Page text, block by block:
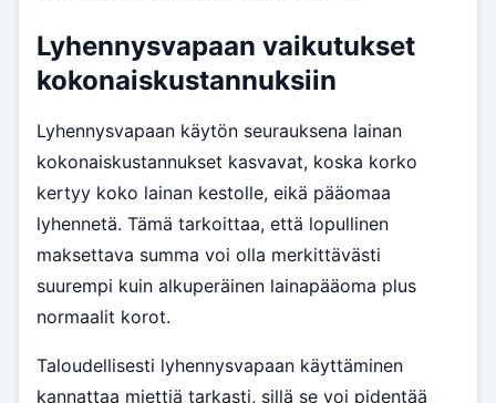
Lyhennysvapaan vaikutukset
kokonaiskustannuksiin
Lyhennysvapaan käytön seurauksena lainan
kokonaiskustannukset kasvavat, koska korko
kertyy koko lainan kestolle, eikä pääomaa
lyhennetä. Tämä tarkoittaa, että lopullinen
maksettava summa voi olla merkittävästi
suurempi kuin alkuperäinen lainapääoma plus
normaalit korot.
Taloudellisesti lyhennysvapaan käyttäminen
kannattaa miettiä tarkasti, sillä se voi pidentää